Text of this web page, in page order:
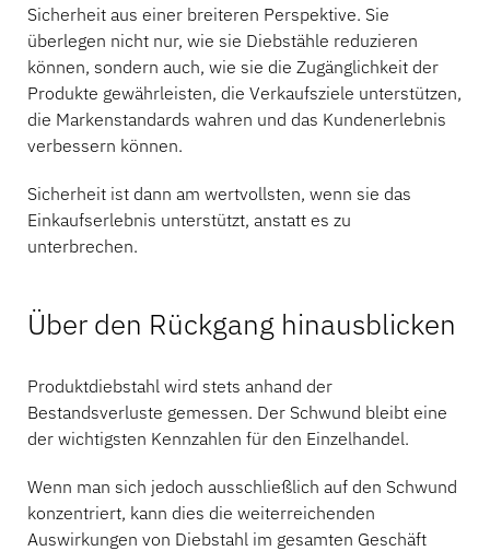
Sicherheit aus einer breiteren Perspektive. Sie
überlegen nicht nur, wie sie Diebstähle reduzieren
können, sondern auch, wie sie die Zugänglichkeit der
Produkte gewährleisten, die Verkaufsziele unterstützen,
die Markenstandards wahren und das Kundenerlebnis
verbessern können.
Sicherheit ist dann am wertvollsten, wenn sie das
Einkaufserlebnis unterstützt, anstatt es zu
unterbrechen.
Über den Rückgang hinausblicken
Produktdiebstahl wird stets anhand der
Bestandsverluste gemessen. Der Schwund bleibt eine
der wichtigsten Kennzahlen für den Einzelhandel.
Wenn man sich jedoch ausschließlich auf den Schwund
konzentriert, kann dies die weiterreichenden
Auswirkungen von Diebstahl im gesamten Geschäft